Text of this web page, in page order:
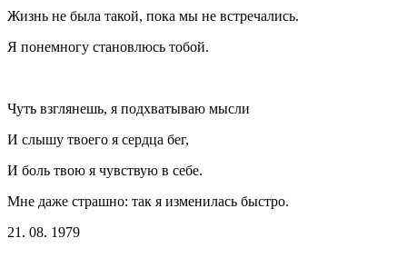
Жизнь не была такой, пока мы не встречались.
Я понемногу становлюсь тобой.
Чуть взглянешь, я подхватываю мысли
И слышу твоего я сердца бег,
И боль твою я чувствую в себе.
Мне даже страшно: так я изменилась быстро.
21. 08. 1979